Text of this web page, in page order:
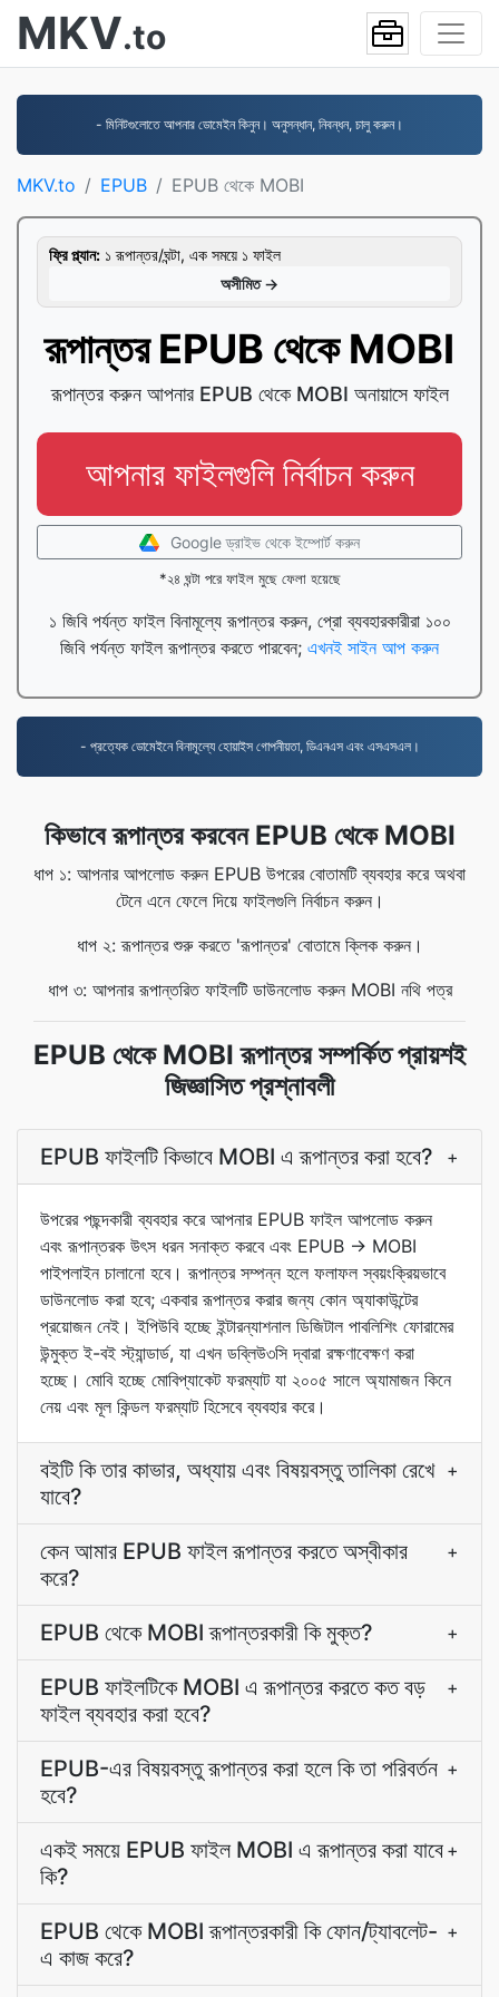
MKV.to
- মিনিটগুলোতে আপনার ডোমেইন কিনুন। অনুসন্ধান, নিবন্ধন, চালু করুন।
MKV.to EPUB EPUB থেকে MOBI
ফ্রি প্ল্যান: ১ রূপান্তর/ঘন্টা, এক সময়ে ১ ফাইল
অসীমিত →
রূপান্তর EPUB থেকে MOBI
রূপান্তর করুন আপনার EPUB থেকে MOBI অনায়াসে ফাইল
আপনার ফাইলগুলি নির্বাচন করুন
Google ড্রাইভ থেকে ইম্পোর্ট করুন
*২৪ ঘন্টা পরে ফাইল মুছে ফেলা হয়েছে
১ জিবি পর্যন্ত ফাইল বিনামূল্যে রূপান্তর করুন, প্রো ব্যবহারকারীরা ১০০
জিবি পর্যন্ত ফাইল রূপান্তর করতে পারবেন; এখনই সাইন আপ করুন
- প্রত্যেক ডোমেইনে বিনামূল্যে হোয়াইস গোপনীয়তা, ডিএনএস এবং এসএসএল।
কিভাবে রূপান্তর করবেন EPUB থেকে MOBI
ধাপ ১: আপনার আপলোড করুন EPUB উপরের বোতামটি ব্যবহার করে অথবা
টেনে এনে ফেলে দিয়ে ফাইলগুলি নির্বাচন করুন।
ধাপ ২: রূপান্তর শুরু করতে 'রূপান্তর' বোতামে ক্লিক করুন।
ধাপ ৩: আপনার রূপান্তরিত ফাইলটি ডাউনলোড করুন MOBI নথি পত্র
EPUB থেকে MOBI রূপান্তর সম্পর্কিত প্রায়শই
জিজ্ঞাসিত প্রশ্নাবলী
EPUB ফাইলটি কিভাবে MOBI এ রূপান্তর করা হবে? +
উপরের পছন্দকারী ব্যবহার করে আপনার EPUB ফাইল আপলোড করুন
এবং রূপান্তরক উৎস ধরন সনাক্ত করবে এবং EPUB -> MOBI
পাইপলাইন চালানো হবে। রূপান্তর সম্পন্ন হলে ফলাফল স্বয়ংক্রিয়ভাবে
ডাউনলোড করা হবে; একবার রূপান্তর করার জন্য কোন অ্যাকাউন্টের
প্রয়োজন নেই। ইপিউবি হচ্ছে ইন্টারন্যাশনাল ডিজিটাল পাবলিশিং ফোরামের
উন্মুক্ত ই-বই স্ট্যান্ডার্ড, যা এখন ডব্লিউ৩সি দ্বারা রক্ষণাবেক্ষণ করা
হচ্ছে। মোবি হচ্ছে মোবিপ্যাকেট ফরম্যাট যা ২০০৫ সালে অ্যামাজন কিনে
নেয় এবং মূল কিন্ডল ফরম্যাট হিসেবে ব্যবহার করে।
বইটি কি তার কাভার, অধ্যায় এবং বিষয়বস্তু তালিকা রেখে
যাবে?
+
কেন আমার EPUB ফাইল রূপান্তর করতে অস্বীকার
করে?
+
EPUB থেকে MOBI রূপান্তরকারী কি মুক্ত? +
EPUB ফাইলটিকে MOBI এ রূপান্তর করতে কত বড়
ফাইল ব্যবহার করা হবে?
+
EPUB-এর বিষয়বস্তু রূপান্তর করা হলে কি তা পরিবর্তন
হবে?
+
একই সময়ে EPUB ফাইল MOBI এ রূপান্তর করা যাবে
কি?
+
EPUB থেকে MOBI রূপান্তরকারী কি ফোন/ট্যাবলেট-
এ কাজ করে?
+